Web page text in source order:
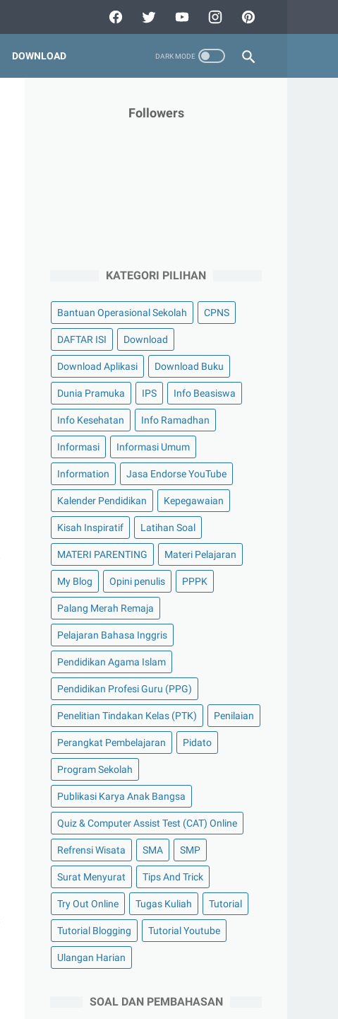
DOWNLOAD
Followers
KATEGORI PILIHAN
Bantuan Operasional Sekolah CPNS
DAFTAR ISI Download
Download Aplikasi Download Buku
Dunia Pramuka IPS Info Beasiswa
Info Kesehatan Info Ramadhan
Informasi Informasi Umum
Information Jasa Endorse YouTube
Kalender Pendidikan Kepegawaian
Kisah Inspiratif Latihan Soal
MATERI PARENTING Materi Pelajaran
My Blog Opini penulis PPPK
Palang Merah Remaja
Pelajaran Bahasa Inggris
Pendidikan Agama Islam
Pendidikan Profesi Guru (PPG)
Penelitian Tindakan Kelas (PTK) Penilaian
Perangkat Pembelajaran Pidato
Program Sekolah
Publikasi Karya Anak Bangsa
Quiz & Computer Assist Test (CAT) Online
Refrensi Wisata SMA SMP
Surat Menyurat Tips And Trick
Try Out Online Tugas Kuliah Tutorial
Tutorial Blogging Tutorial Youtube
Ulangan Harian
SOAL DAN PEMBAHASAN